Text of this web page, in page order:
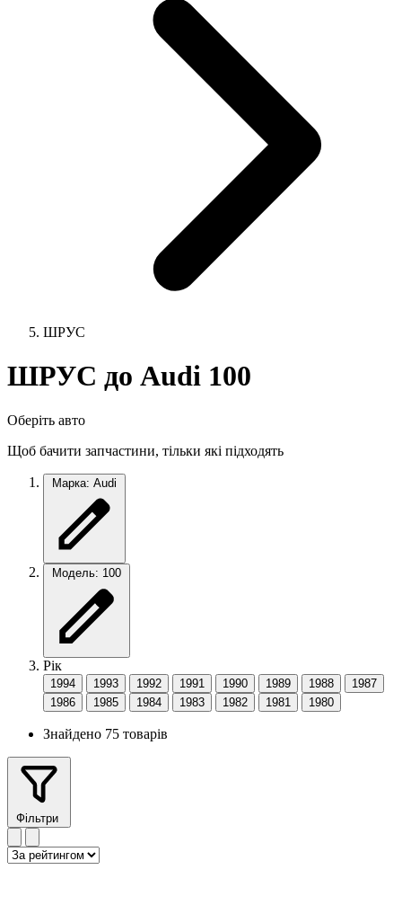
ШРУС
ШРУС до Audi 100
Оберіть авто
Щоб бачити запчастини, тільки які підходять
Марка: Audi
Модель: 100
Рік
1994 1993 1992 1991 1990 1989 1988
1987
1986
1985 1984 1983 1982 1981 1980
Знайдено 75 товарів
Фільтри